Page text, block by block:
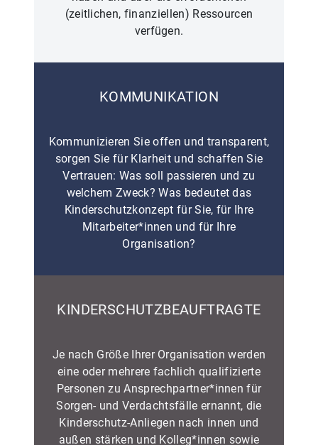
(zeitlichen, finanziellen) Ressourcen
verfügen.
KOMMUNIKATION
Kommunizieren Sie offen und transparent,
sorgen Sie für Klarheit und schaffen Sie
Vertrauen: Was soll passieren und zu
welchem Zweck? Was bedeutet das
Kinderschutzkonzept für Sie, für Ihre
Mitarbeiter*innen und für Ihre
Organisation?
KINDERSCHUTZBEAUFTRAGTE
Je nach Größe Ihrer Organisation werden
eine oder mehrere fachlich qualifizierte
Personen zu Ansprechpartner*innen für
Sorgen- und Verdachtsfälle ernannt, die
Kinderschutz-Anliegen nach innen und
außen stärken und Kolleg*innen sowie